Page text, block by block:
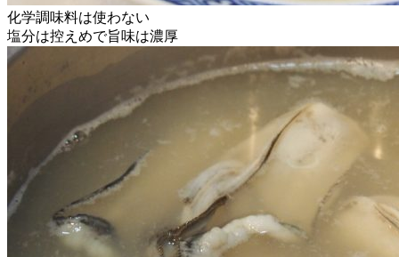
化学調味料は使わない
塩分は控えめで旨味は濃厚